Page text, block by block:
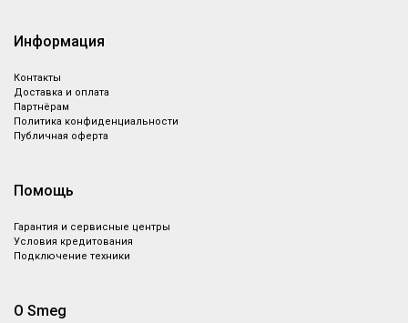
Информация
Контакты
Доставка и оплата
Партнёрам
Политика конфиденциальности
Публичная оферта
Помощь
Гарантия и сервисные центры
Условия кредитования
Подключение техники
О Smeg